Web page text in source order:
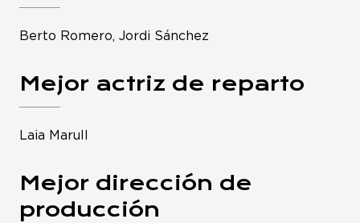
Berto Romero, Jordi Sánchez
Mejor actriz de reparto
Laia Marull
Mejor dirección de
producción